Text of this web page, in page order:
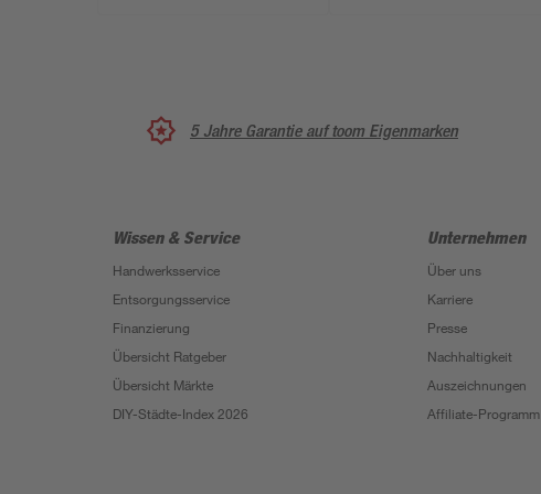
5 Jahre Garantie auf toom Eigenmarken
Wissen & Service
Handwerksservice
Entsorgungsservice
Finanzierung
Übersicht Ratgeber
Übersicht Märkte
DIY-Städte-Index 2026
Unternehmen
Über uns
Karriere
Presse
Nachhaltigkeit
Auszeichnungen
Affiliate-Programm